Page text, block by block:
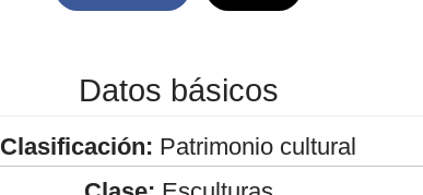
Datos básicos
Clasificación: Patrimonio cultural